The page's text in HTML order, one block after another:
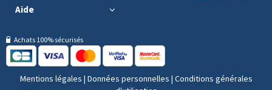
Aide
Achats 100% sécurisés
Mentions légales | Données personnelles | Conditions générales